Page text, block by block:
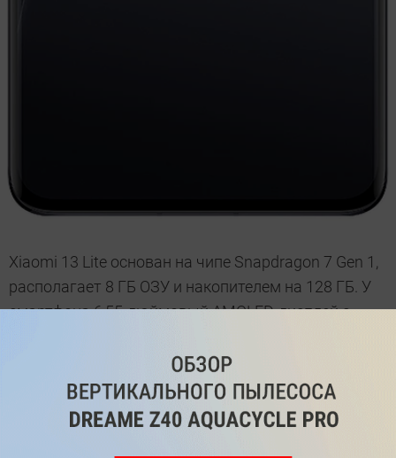
Xiaomi 13 Lite основан на чипе Snapdragon 7 Gen 1,
располагает 8 ГБ ОЗУ и накопителем на 128 ГБ. У
смартфона 6,55-дюймовый AMOLED-дисплей с
Гц. Емкость аккумулятора — 4500 мА*ч. Мощность
зарядки — 67 Вт. Сзади камера на 50, 20 и 2 Мп,
спереди — на 32 и 8 Мп. В качестве ОС
использована Android 12 с MIUI 14. Цена — 499